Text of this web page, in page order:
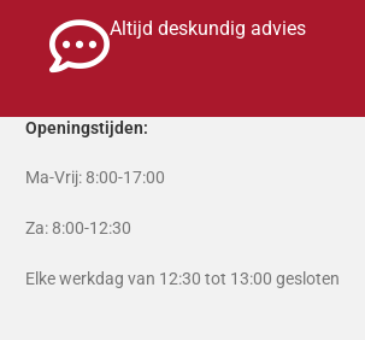
Altijd deskundig advies
Openingstijden:
Ma-Vrij: 8:00-17:00
Za: 8:00-12:30
Elke werkdag van 12:30 tot 13:00 gesloten